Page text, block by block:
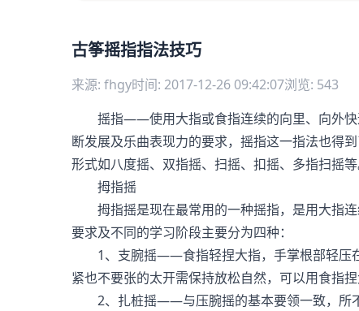
古筝摇指指法技巧
来源: fhgy时间: 2017-12-26 09:42:07浏览: 543
摇指——使用大指或食指连续的向里、向外快
断发展及乐曲表现力的要求，摇指这一指法也得
形式如八度摇、双指摇、扫摇、扣摇、多指扫摇等
拇指摇
拇指摇是现在最常用的一种摇指，是用大指连
要求及不同的学习阶段主要分为四种：
1、支腕摇——食指轻捏大指，手掌根部轻压在
紧也不要张的太开需保持放松自然，可以用食指
2、扎桩摇——与压腕摇的基本要领一致，所不